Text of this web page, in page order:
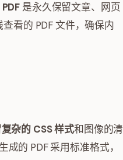
是永久保留文章、网页
看的 PDF 文件，确保内
复杂的 CSS 样式和图像的清
成的 PDF 采用标准格式，